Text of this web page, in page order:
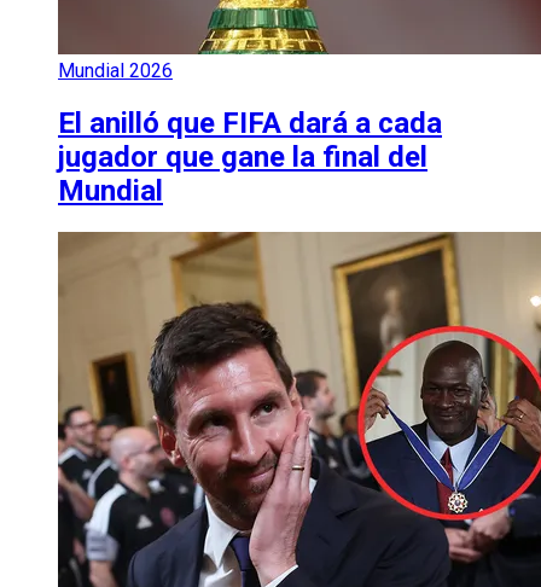
Mundial 2026
El anilló que FIFA dará a cada
jugador que gane la final del
Mundial